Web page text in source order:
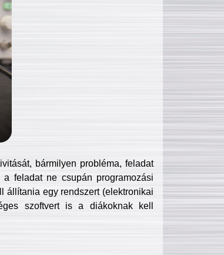
bármilyen probléma, feladat
feladat ne csupán programozási
állítania egy rendszert (elektronikai
szoftvert is a diákoknak kell